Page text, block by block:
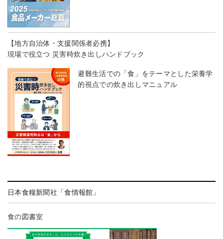
【地方自治体・支援関係者必携】
現場で役立つ 災害時炊き出しハンドブック
避難生活での「食」をテーマとした栄養学
的視点での炊き出しマニュアル
日本食糧新聞社「食情報館」
食の図書室